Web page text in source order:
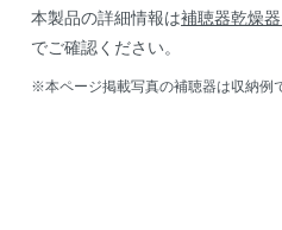
本製品の詳細情報は補聴器乾燥
でご確認ください。
※本ページ掲載写真の補聴器は収納例